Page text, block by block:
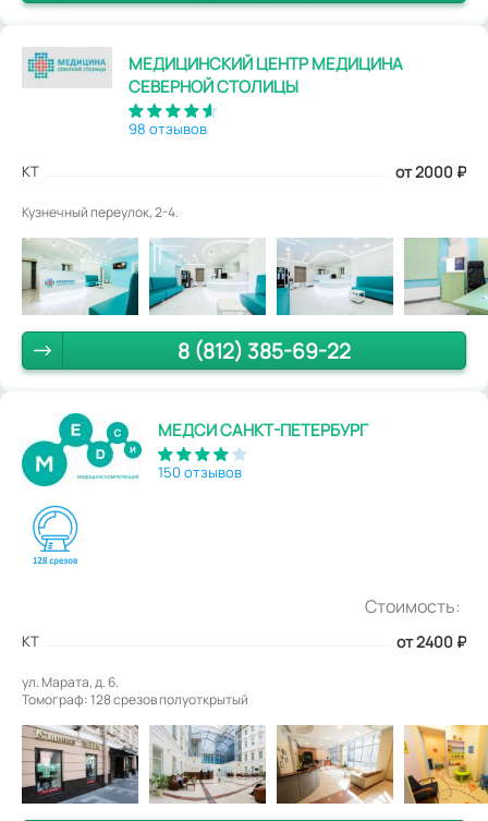
МЕДИЦИНСКИЙ ЦЕНТР МЕДИЦИНА
СЕВЕРНОЙ СТОЛИЦЫ
98 отзывов
КТ от 2000 ₽
Кузнечный переулок, 2-4.
8 (812) 385-69-22
МЕДСИ САНКТ-ПЕТЕРБУРГ
150 отзывов
Стоимость:
КТ от 2400 ₽
ул. Марата, д. 6.
Томограф: 128 срезов полуоткрытый